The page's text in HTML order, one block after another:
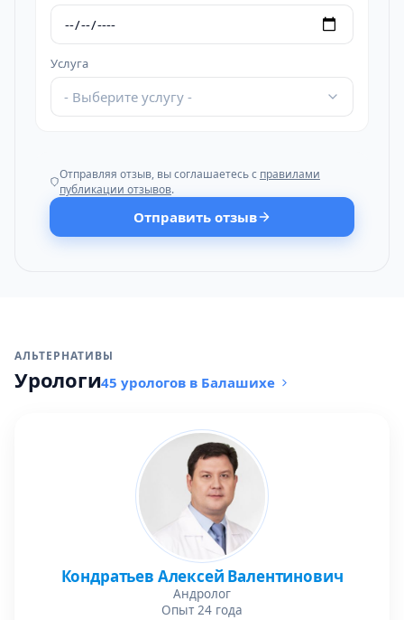
Услуга
- Выберите услугу -
Отправляя отзыв, вы соглашаетесь с правилами
публикации отзывов.
Отправить отзыв
АЛЬТЕРНАТИВЫ
Урологи45 урологов в Балашихе
Кондратьев Алексей Валентинович
Андролог
Опыт 24 года